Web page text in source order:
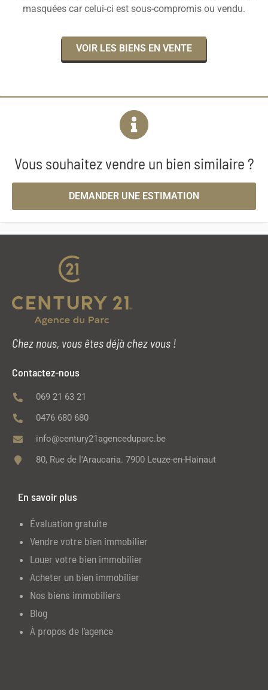
masquées car celui-ci est sous-compromis ou vendu.
VOIR LES BIENS EN VENTE
Vous souhaitez vendre un bien similaire ?
DEMANDER UNE ESTIMATION
Chez nous, vous êtes déjà chez vous !
Contactez-nous
069 21 63 21
0476 680 680
info@century21agenceduparc.be
80, Rue de l'Araucaria. 7900 Leuze-en-Hainaut
En savoir plus
Évaluation gratuite
Vendre votre bien immobilier
Louer votre bien immobilier
Acheter un bien immobilier
Nos biens immobiliers
Blog
À propos de l’agence